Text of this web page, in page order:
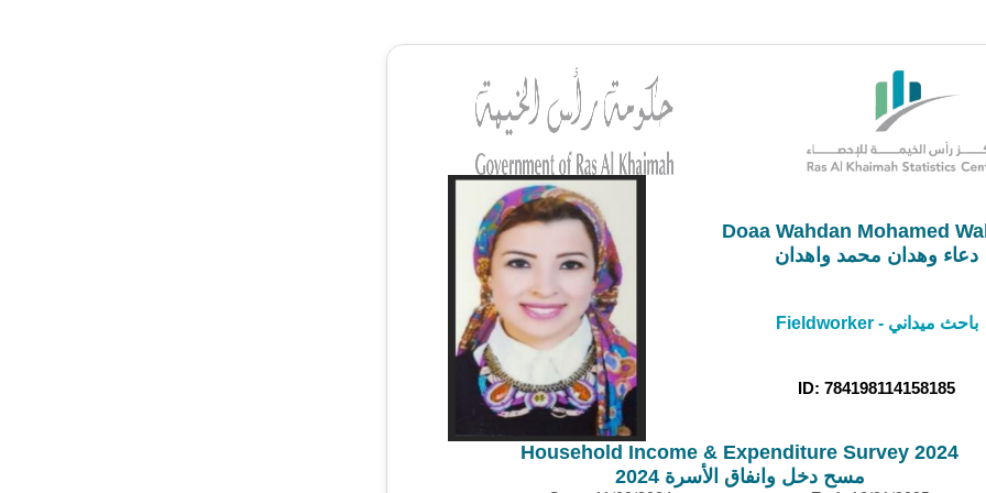
Doaa Wahdan Mohamed
دعاء وهدان محمد واهدان
Fieldworker - باحث ميداني
ID: 784198114158185
Household Income & Expenditure Survey 2024
مسح دخل وانفاق الأسرة 2024